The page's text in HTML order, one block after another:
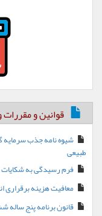
قوانین و مقررات
شیوه نامه جذب سرمایه
طبیعی
فرم رسیدگی به شکایات
معافیت هزینه برقراری
قانون برنامه پنج